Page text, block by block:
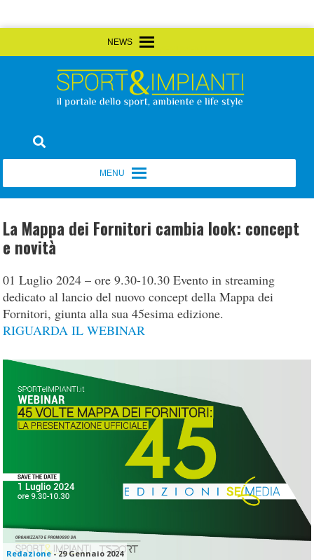
to
Sport&Impianti
La Mappa dei Fornitori cambia look: concept
e novità
01 Luglio 2024 – ore 9.30-10.30 Evento in streaming
dedicato al lancio del nuovo concept della Mappa dei
Fornitori, giunta alla sua 45esima edizione.
RIGUARDA IL WEBINAR
Redazione-29 Gennaio 2024